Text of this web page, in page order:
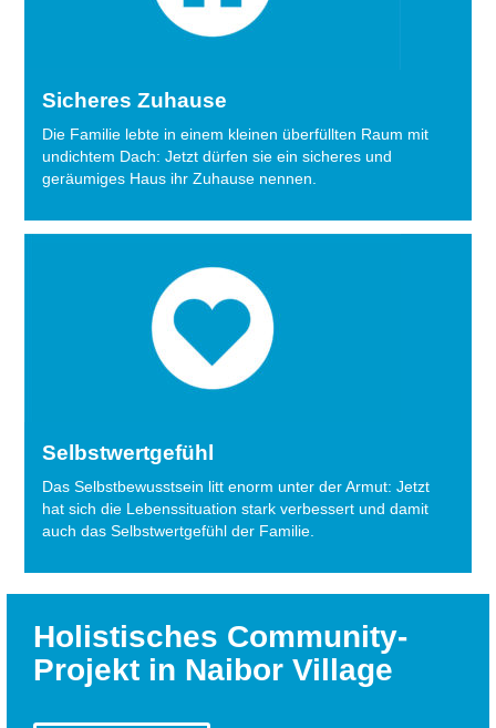
Sicheres Zuhause
Die Familie lebte in einem kleinen überfüllten Raum mit
undichtem Dach: Jetzt dürfen sie ein sicheres und
geräumiges Haus ihr Zuhause nennen.
Selbstwertgefühl
Das Selbstbewusstsein litt enorm unter der Armut: Jetzt
hat sich die Lebenssituation stark verbessert und damit
auch das Selbstwertgefühl der Familie.
Holistisches Community-
Projekt in Naibor Village